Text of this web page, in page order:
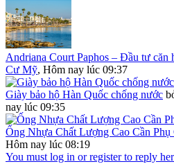
Andriana Court Paphos – Đầu tư căn
Cư Mỹ, Hôm nay lúc 09:37
Giày bảo hộ Hàn Quốc chống nước
nay lúc 09:35
Ống Nhựa Chất Lượng Cao Cần
Hôm nay lúc 08:19
You must log in or register to reply